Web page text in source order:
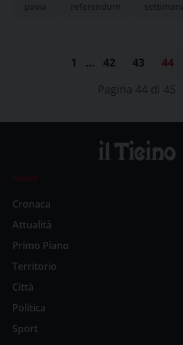
pavia referendum
1 … 42 43 44
Pagina 44 di 45
News
Cronaca
Attualità
Primo Piano
Territorio
Città
Politica
Sport